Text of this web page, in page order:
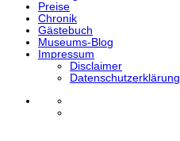
Preise
Chronik
Gästebuch
Museums-Blog
Impressum
Disclaimer
Datenschutzerklärung